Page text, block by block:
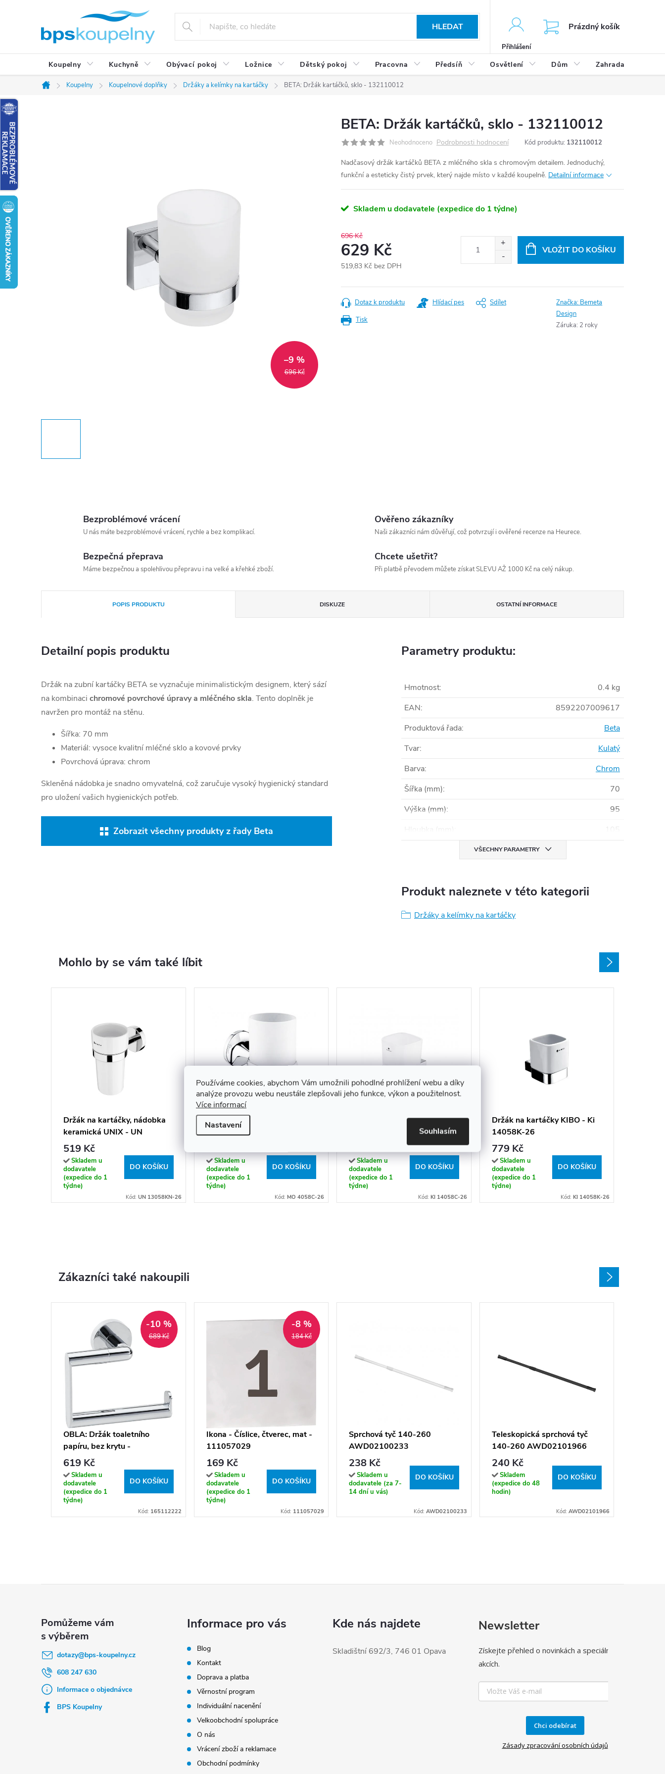
Používáme cookies, abychom Vám umožnili pohodlné prohlížení webu a díky
analýze provozu webu neustále zlepšovali jeho funkce, výkon a použitelnost.
Více informací
Nastavení
Souhlasím
HLEDAT
Přihlášení
Prázdný košík
Koupelny Kuchyně Obývací pokoj Ložnice Dětský pokoj Pracovna Předsíň Osvětlení Dům Zahrada
Domů
Koupelny Koupelnové doplňky Držáky a kelímky na kartáčky BETA: Držák kartáčků, sklo - 132110012
696 Kč
–9 %
BETA: Držák kartáčků, sklo - 132110012
Neohodnoceno Podrobnosti hodnocení Kód produktu: 132110012
Nadčasový držák kartáčků BETA z mléčného skla s chromovým detailem. Jednoduchý,
funkční a esteticky čistý prvek, který najde místo v každé koupelně. Detailní informace
Skladem u dodavatele (expedice do 1 týdne)
696 Kč
629 Kč
519,83 Kč bez DPH
cena:
VLOŽIT DO KOŠÍKU
Tisk
Dotaz k produktu Hlídací pes Sdílet Značka: Bemeta
Design
Záruka: 2 roky
Bezproblémové vrácení
U nás máte bezproblémové vrácení, rychle a bez komplikací.
Ověřeno zákazníky
Naši zákazníci nám důvěřují, což potvrzují i ověřené recenze na Heurece.
Bezpečná přeprava
Máme bezpečnou a spolehlivou přepravu i na velké a křehké zboží.
Chcete ušetřit?
Při platbě převodem můžete získat SLEVU AŽ 1000 Kč na celý nákup.
POPIS PRODUKTU DISKUZE OSTATNÍ INFORMACE
Detailní popis produktu
Držák na zubní kartáčky BETA se vyznačuje minimalistickým designem, který sází
na kombinaci chromové povrchové úpravy a mléčného skla. Tento doplněk je
navržen pro montáž na stěnu.
Šířka: 70 mm
Materiál: vysoce kvalitní mléčné sklo a kovové prvky
Povrchová úprava: chrom
Skleněná nádobka je snadno omyvatelná, což zaručuje vysoký hygienický standard
pro uložení vašich hygienických potřeb.
Zobrazit všechny produkty z řady Beta
Parametry produktu:
Hmotnost:
0.4 kg
EAN:
8592207009617
Produktová řada:
Beta
Tvar:
Kulatý
Barva:
Chrom
Šířka (mm):
70
Výška (mm):
95
VŠECHNY PARAMETRY
Produkt naleznete v této kategorii
Držáky a kelímky na kartáčky
Mohlo by se vám také líbit
Držák na kartáčky, nádobka
keramická UNIX - UN
13058KN-26
519 Kč
Skladem u
dodavatele
(expedice do 1
týdne)
DO KOŠÍKU
Kód: UN 13058KN-26
Držák na kartáčky MONOLIT
- MO 4058C-26
Skladem u
dodavatele
(expedice do 1
týdne)
DO KOŠÍKU
Kód: MO 4058C-26
Držák na kartáčky KIBO - Ki
859 Kč
Skladem u
dodavatele
(expedice do 1
týdne)
DO KOŠÍKU
Kód: KI 14058C-26
Držák na kartáčky KIBO - Ki
14058K-26
779 Kč
Skladem u
dodavatele
(expedice do 1
týdne)
DO KOŠÍKU
Kód: KI 14058K-26
Zákazníci také nakoupili
689 Kč
-10 %
OBLA: Držák toaletního
papíru, bez krytu -
165112222
619 Kč
Skladem u
dodavatele
(expedice do 1
týdne)
DO KOŠÍKU
Kód: 165112222
184 Kč
-8 %
Ikona - Číslice, čtverec, mat -
111057029
169 Kč
Skladem u
dodavatele
(expedice do 1
týdne)
DO KOŠÍKU
Kód: 111057029
Sprchová tyč 140-260
AWD02100233
238 Kč
Skladem u
dodavatele (za 7-
14 dní u vás)
DO KOŠÍKU
Kód: AWD02100233
Teleskopická sprchová tyč
140-260 AWD02101966
240 Kč
Skladem
(expedice do 48
hodin)
DO KOŠÍKU
Kód: AWD02101966
dotazy@bps-koupelny.cz
608 247 630
Informace o objednávce
BPS Koupelny
Informace pro vás
Blog
Kontakt
Doprava a platba
Věrnostní program
Individuální nacenění
Velkoobchodní spolupráce
O nás
Vrácení zboží a reklamace
Obchodní podmínky
Kde nás najdete
Skladištní 692/3, 746 01 Opava
Newsletter
Získejte přehled o novinkách a speciálních
akcích.
Chci odebírat
Zásady zpracování osobních údajů